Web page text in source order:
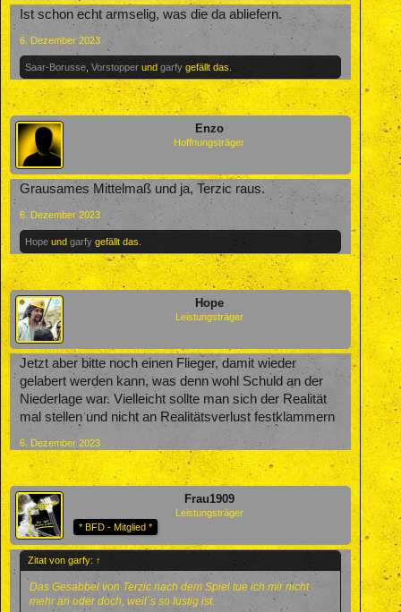
Ist schon echt armselig, was die da abliefern.
6. Dezember 2023
Saar-Borusse Vorstopper und garfy gefällt das.
Enzo
Hoffnungsträger
Grausames Mittelmaß und ja, Terzic raus.
6. Dezember 2023
Hope und garfy gefällt das.
Hope
Leistungsträger
Jetzt aber bitte noch einen Flieger, damit wieder
gelabert werden kann, was denn wohl Schuld an der
Niederlage war. Vielleicht sollte man sich der Realität
mal stellen und nicht an Realitätsverlust festklammern
6. Dezember 2023
Frau1909
Leistungsträger
* BFD - Mitglied *
Zitat von garfy: ↑
Das Gesabbel von Terzic nach dem Spiel tue ich mir nicht
mehr an oder doch, weil´s so lustig ist.